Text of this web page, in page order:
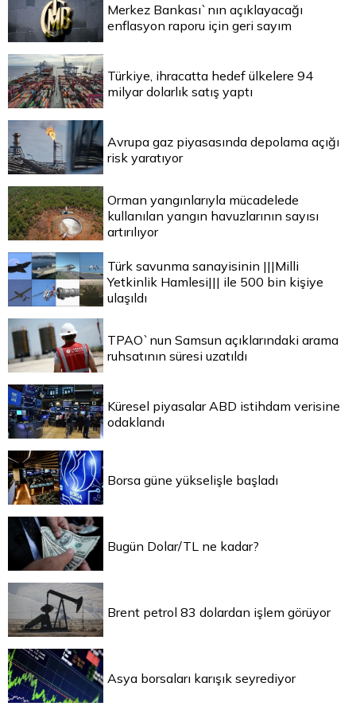
Merkez Bankası`nın açıklayacağı
enflasyon raporu için geri sayım
Türkiye, ihracatta hedef ülkelere 94
milyar dolarlık satış yaptı
Avrupa gaz piyasasında depolama açığı
risk yaratıyor
Orman yangınlarıyla mücadelede
kullanılan yangın havuzlarının sayısı
artırılıyor
Türk savunma sanayisinin |||Milli
Yetkinlik Hamlesi||| ile 500 bin kişiye
ulaşıldı
TPAO`nun Samsun açıklarındaki arama
ruhsatının süresi uzatıldı
Küresel piyasalar ABD istihdam verisine
odaklandı
Borsa güne yükselişle başladı
Bugün Dolar/TL ne kadar?
Brent petrol 83 dolardan işlem görüyor
Asya borsaları karışık seyrediyor